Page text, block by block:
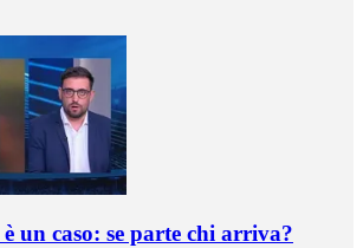
un caso: se parte chi arriva?